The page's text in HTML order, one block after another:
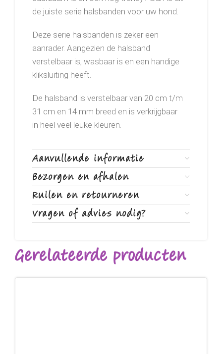
de juiste serie halsbanden voor uw hond.
Deze serie halsbanden is zeker een
aanrader. Aangezien de halsband
verstelbaar is, wasbaar is en een handige
kliksluiting heeft.
De halsband is verstelbaar van 20 cm t/m
31 cm en 14 mm breed en is verkrijgbaar
in heel veel leuke kleuren.
Aanvullende informatie
Bezorgen en afhalen
Ruilen en retourneren
Vragen of advies nodig?
Gerelateerde producten